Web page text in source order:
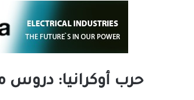
حرب أوكرانيا: دروس